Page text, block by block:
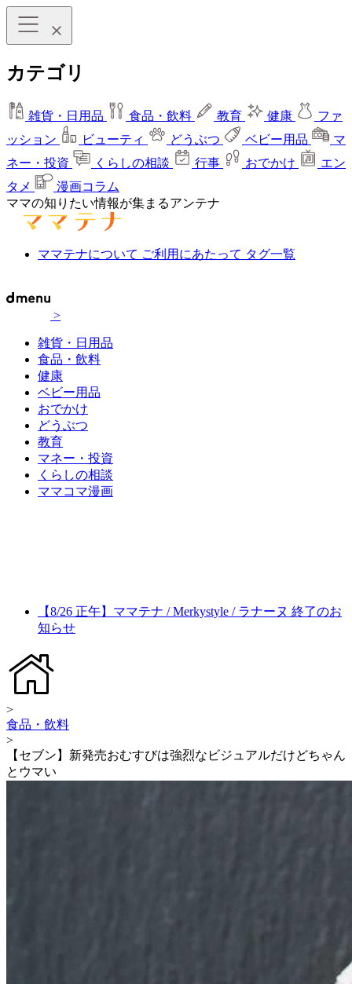
カテゴリ
雑貨・日用品 食品・飲料 教育 健康
ファ
ッション
ビューティ どうぶつ ベビー用品
マ
ネー・投資
くらしの相談 行事 おでかけ
エン
タメ
漫画コラム
ママの知りたい情報が集まるアンテナ
ママテナについて ご利用にあたって タグ一覧
>
雑貨・日用品
食品・飲料
健康
ベビー用品
おでかけ
どうぶつ
教育
マネー・投資
くらしの相談
ママコマ漫画
【8/26 正午】ママテナ / Merkystyle / ラナーヌ 終了のお
知らせ
>
食品・飲料
>
【セブン】新発売おむすびは強烈なビジュアルだけどちゃん
とウマい